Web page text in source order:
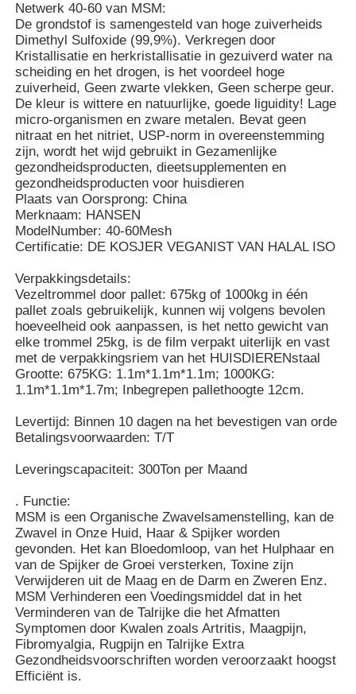
Over ons
Fabriekstocht
Kwaliteitscontrole
Vraag een offerte
MSM-Poeder
MSM Methylsulfonylmethaan
Dimethyl Sulfon van MSM
MSM Groothandel
MSM-Supplement
MSM-Glucosaminechondroitin
Het Gezamenlijke Supplement van MSM voor Paarden
MSM-Haarpoeder
Netwerk 40-60 van MSM:
De grondstof is samengesteld van hoge zuiverheids
Dimethyl Sulfoxide (99,9%). Verkregen door
Kristallisatie en herkristallisatie in gezuiverd water na
scheiding en het drogen, is het voordeel hoge
zuiverheid, Geen zwarte vlekken, Geen scherpe geur.
De kleur is wittere en natuurlijke, goede liguidity! Lage
micro-organismen en zware metalen. Bevat geen
nitraat en het nitriet, USP-norm in overeenstemming
zijn, wordt het wijd gebruikt in Gezamenlijke
gezondheidsproducten, dieetsupplementen en
gezondheidsproducten voor huisdieren
Plaats van Oorsprong: China
Merknaam: HANSEN
ModelNumber: 40-60Mesh
Certificatie: DE KOSJER VEGANIST VAN HALAL ISO
Verpakkingsdetails:
Vezeltrommel door pallet: 675kg of 1000kg in één
pallet zoals gebruikelijk, kunnen wij volgens bevolen
hoeveelheid ook aanpassen, is het netto gewicht van
elke trommel 25kg, is de film verpakt uiterlijk en vast
met de verpakkingsriem van het HUISDIERENstaal
Grootte: 675KG: 1.1m*1.1m*1.1m; 1000KG:
1.1m*1.1m*1.7m; Inbegrepen pallethoogte 12cm.
Levertijd: Binnen 10 dagen na het bevestigen van orde
Betalingsvoorwaarden: T/T
Leveringscapaciteit: 300Ton per Maand
. Functie:
MSM is een Organische Zwavelsamenstelling, kan de
Zwavel in Onze Huid, Haar & Spijker worden
gevonden. Het kan Bloedomloop, van het Hulphaar en
van de Spijker de Groei versterken, Toxine zijn
Verwijderen uit de Maag en de Darm en Zweren Enz.
MSM Verhinderen een Voedingsmiddel dat in het
Verminderen van de Talrijke die het Afmatten
Symptomen door Kwalen zoals Artritis, Maagpijn,
Fibromyalgia, Rugpijn en Talrijke Extra
Gezondheidsvoorschriften worden veroorzaakt hoogst
Efficiënt is.